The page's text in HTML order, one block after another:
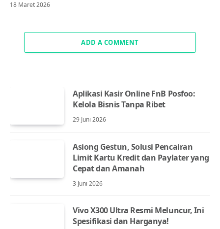
18 Maret 2026
ADD A COMMENT
Aplikasi Kasir Online FnB Posfoo:
Kelola Bisnis Tanpa Ribet
29 Juni 2026
Asiong Gestun, Solusi Pencairan
Limit Kartu Kredit dan Paylater yang
Cepat dan Amanah
3 Juni 2026
Vivo X300 Ultra Resmi Meluncur, Ini
Spesifikasi dan Harganya!